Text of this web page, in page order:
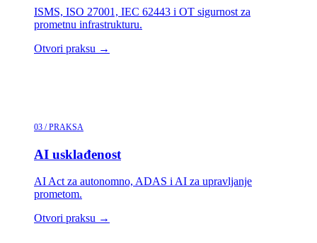
ISMS, ISO 27001, IEC 62443 i OT sigurnost za
prometnu infrastrukturu.
Otvori praksu →
03 / PRAKSA
AI usklađenost
AI Act za autonomno, ADAS i AI za upravljanje
prometom.
Otvori praksu →